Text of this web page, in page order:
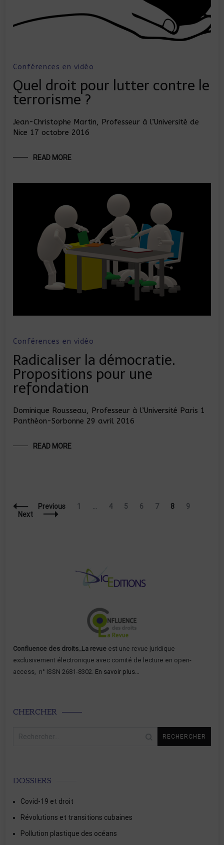
Conférences en vidéo
Quel droit pour lutter contre le
terrorisme ?
Jean-Christophe Martin, Professeur à l’Université de
Nice 17 octobre 2016
READ MORE
Conférences en vidéo
Radicaliser la démocratie.
Propositions pour une
refondation
Dominique Rousseau, Professeur à l’Université Paris 1
Panthéon-Sorbonne 29 avril 2016
READ MORE
Posts
Navigation
Previous Page
1 Page
4 Page
5 Page
6 Page
7 Page
8 Page
9
Next
Confluence des droits_La revue est une revue juridique
exclusivement électronique avec comité de lecture en open-
access, n° ISSN 2681-8302. En savoir plus…
CHERCHER
DOSSIERS
Covid-19 et droit
Révolutions et transitions cubaines
Pollution plastique des océans